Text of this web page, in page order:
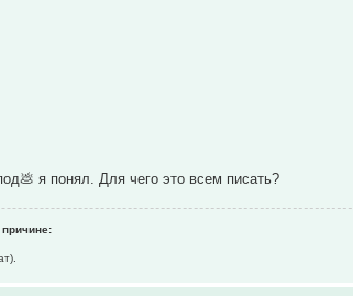
я понял. Для чего это всем писать?
причине: